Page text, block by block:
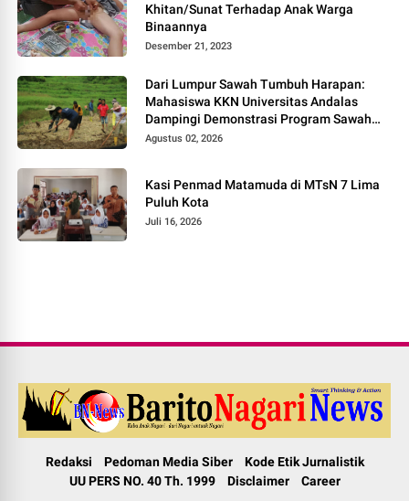
Khitan/Sunat Terhadap Anak Warga
Binaannya
Desember 21, 2023
Dari Lumpur Sawah Tumbuh Harapan:
Mahasiswa KKN Universitas Andalas
Dampingi Demonstrasi Program Sawah
Pokok Murah di Jorong Bayua
Agustus 02, 2026
Kasi Penmad Matamuda di MTsN 7 Lima
Puluh Kota
Juli 16, 2026
Redaksi Pedoman Media Siber
Kode Etik Jurnalistik
UU PERS NO. 40 Th. 1999
Disclaimer Career